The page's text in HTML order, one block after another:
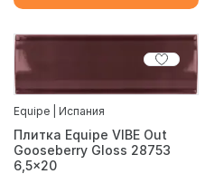
Equipe | Испания
Плитка Equipe VIBE Out
Gooseberry Gloss 28753
6,5x20